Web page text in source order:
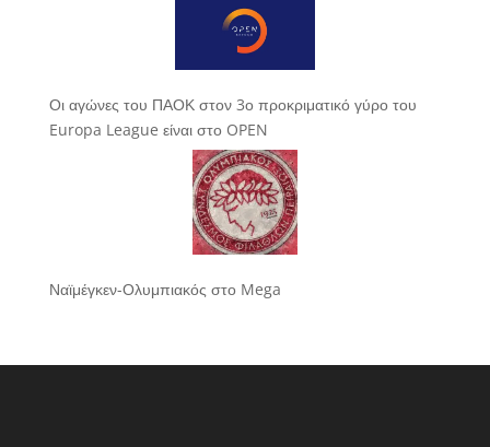
Οι αγώνες του ΠΑΟΚ στον 3ο προκριματικό γύρο του
Europa League είναι στο OPEN
Ναϊμέγκεν-Ολυμπιακός στο Mega